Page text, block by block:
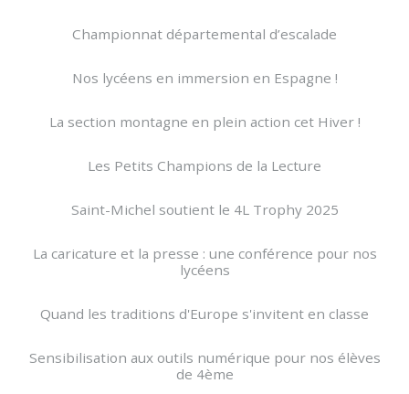
Championnat départemental d’escalade
Nos lycéens en immersion en Espagne !
La section montagne en plein action cet Hiver !
Les Petits Champions de la Lecture
Saint-Michel soutient le 4L Trophy 2025
La caricature et la presse : une conférence pour nos
lycéens
Quand les traditions d'Europe s'invitent en classe
Sensibilisation aux outils numérique pour nos élèves
de 4ème